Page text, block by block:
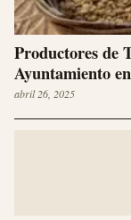
Productores de
Ayuntamiento
abril 26, 2025